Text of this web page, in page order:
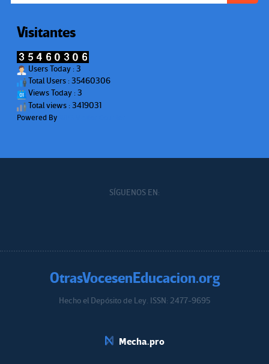
Visitantes
Users Today : 3
Total Users : 35460306
Views Today : 3
Total views : 3419031
Powered By
SÍGUENOS EN:
OtrasVocesenEducacion.org
Hecho el Depósito de Ley. ISSN: 2477-9695
Mecha.pro